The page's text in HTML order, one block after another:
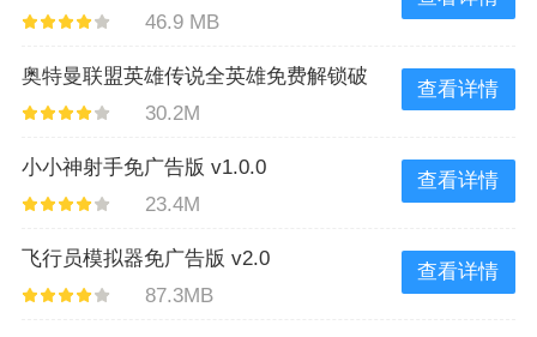
46.9 MB
奥特曼联盟英雄传说全英雄免费解锁破
解版 v3.1.0
30.2M
查看详情
小小神射手免广告版 v1.0.0
23.4M
查看详情
飞行员模拟器免广告版 v2.0
87.3MB
查看详情